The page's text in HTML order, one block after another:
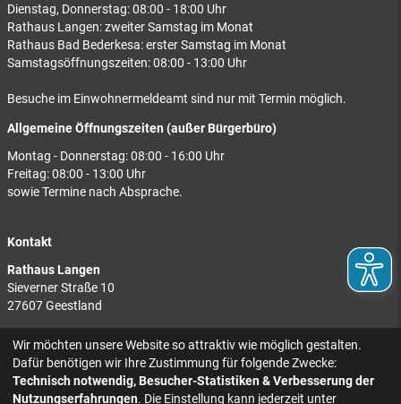
Dienstag, Donnerstag: 08:00 - 18:00 Uhr
Rathaus Langen: zweiter Samstag im Monat
Rathaus Bad Bederkesa: erster Samstag im Monat
Samstagsöffnungszeiten: 08:00 - 13:00 Uhr
Besuche im Einwohnermeldeamt sind nur mit Termin möglich.
Allgemeine Öffnungszeiten (außer Bürgerbüro)
Montag - Donnerstag: 08:00 - 16:00 Uhr
Freitag: 08:00 - 13:00 Uhr
sowie Termine nach Absprache.
Kontakt
Rathaus Langen
Sieverner Straße 10
27607 Geestland
Rathaus Bad Bederkesa
Am Markt 8
27624 Geestland
Wir möchten unsere Website so attraktiv wie möglich gestalten.
Dafür benötigen wir Ihre Zustimmung für folgende Zwecke:
Technisch notwendig, Besucher-Statistiken & Verbesserung der
Nutzungserfahrungen. Die Einstellung kann jederzeit unter